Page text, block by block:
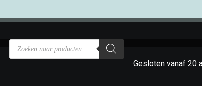
Gesloten vanaf 20